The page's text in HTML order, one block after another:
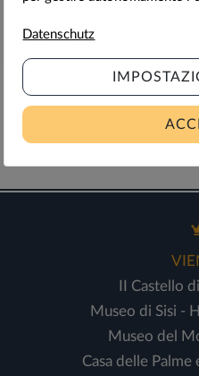
Museo delle
II Castello
Museo di Sisi -
Museo del
Casa delle Palme
Datenschutz